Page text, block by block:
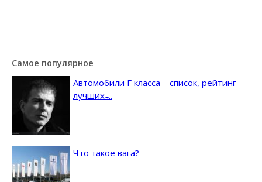
Самое популярное
Автомобили F класса – список, рейтинг
лучших ̵...
Что такое вага?